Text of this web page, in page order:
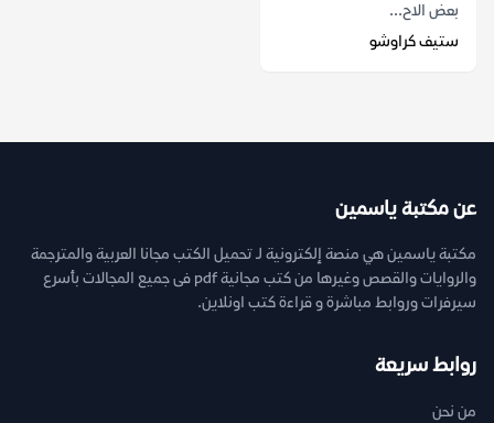
بعض الاح...
ستيف كراوشو
عن مكتبة ياسمين
مكتبة ياسمين هي منصة إلكترونية لـ تحميل الكتب مجانا العربية والمترجمة
والروايات والقصص وغيرها من كتب مجانية pdf فى جميع المجالات بأسرع
سيرفرات وروابط مباشرة و قراءة كتب اونلاين.
روابط سريعة
من نحن